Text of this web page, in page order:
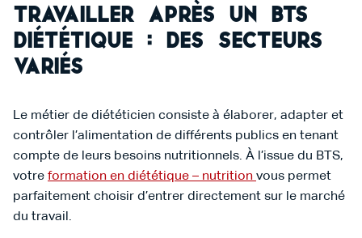
Travailler après un BTS
Diététique : des secteurs
variés
Le métier de diététicien consiste à élaborer, adapter et
contrôler l’alimentation de différents publics en tenant
compte de leurs besoins nutritionnels. À l’issue du BTS,
votre formation en diététique – nutrition vous permet
parfaitement choisir d’entrer directement sur le marché
du travail.